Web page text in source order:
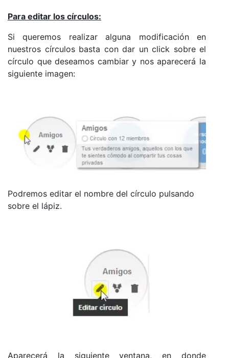
Para editar los círculos:
Si queremos realizar alguna modificación en
nuestros círculos basta con dar un click sobre el
círculo que deseamos cambiar y nos aparecerá la
siguiente imagen:
Podremos editar el nombre del círculo pulsando
sobre el lápiz.
Aparecerá la siguiente ventana, en donde